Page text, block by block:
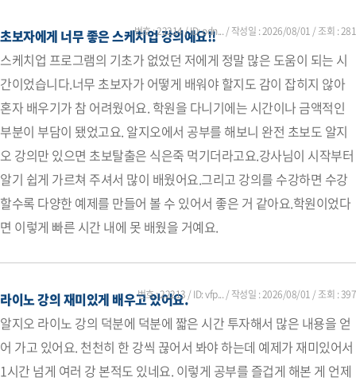
초보자에게 너무 좋은 스케치업 강의예요!!
스케치업 프로그램의 기초가 없었던 저에게 정말 많은 도움이 되는 시
간이었습니다.너무 초보자가 어떻게 배워야 할지도 감이 잡히지 않아
혼자 배우기가 참 어려웠어요. 학원을 다니기에는 시간이나 금액적인
부분이 부담이 됐었고요. 알지오에서 공부를 해보니 완전 초보도 알지
오 강의만 있으면 초보탈출은 식은죽 먹기더라고요.강사님이 시작부터
알기 쉽게 가르쳐 주셔서 많이 배웠어요.그리고 강의를 수강하면 수강
할수록 다양한 예제를 만들어 볼 수 있어서 좋은 거 같아요.학원이었다
면 이렇게 빠른 시간 내에 못 배웠을 거예요.
번호 : 22214 / ID: odn... / 작성일 :2026/08/01 / 조회 : 281
라이노 강의 재미있게 배우고 있어요.
알지오 라이노 강의 덕분에 덕분에 짧은 시간 투자해서 많은 내용을 얻
어 가고 있어요. 천천히 한 강씩 끊어서 봐야 하는데 예제가 재미있어서
1시간 넘게 여러 강 본적도 있네요. 이렇게 공부를 즐겁게 해본 게 언제
번호 : 22213 / ID: vfp... / 작성일 :2026/08/01 / 조회 : 397